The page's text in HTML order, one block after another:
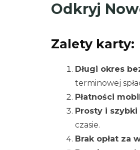
Odkryj
Zalety karty:
Długi okres
terminowej
Płatności
Prosty i
czasie.
Brak opłat za